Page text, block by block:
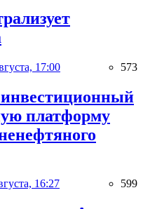
17:00 573
платформу
16:27 599